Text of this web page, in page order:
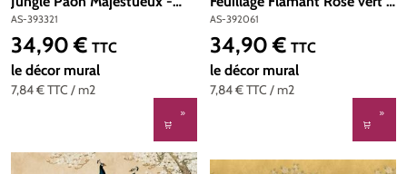
The Wall 2 d'A.S. Création |
Réf. AS-393321
AS-393321
7,84 €TTC / m2
Prix régulier :
34,90 € TTC
le décor mural
The Wall 2 d'A.S. Création |
Réf. AS-392061
AS-392061
7,84 €TTC / m2
Prix régulier :
34,90 € TTC
le décor mural